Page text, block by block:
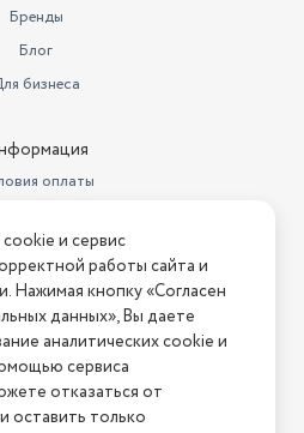
Бренды
Блог
бизнеса
оплаты
возврата
сайте? Напишите нам
"АстМаркет". У нас есть всё!
и сервис
работы сайта и
Нажимая кнопку «Согласен
данных», Вы даете
аналитических cookie и
сервиса
отказаться от
оставить только